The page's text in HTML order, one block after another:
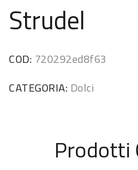
Strudel
COD: 720292ed8f63
CATEGORIA: Dolci
Prodotti